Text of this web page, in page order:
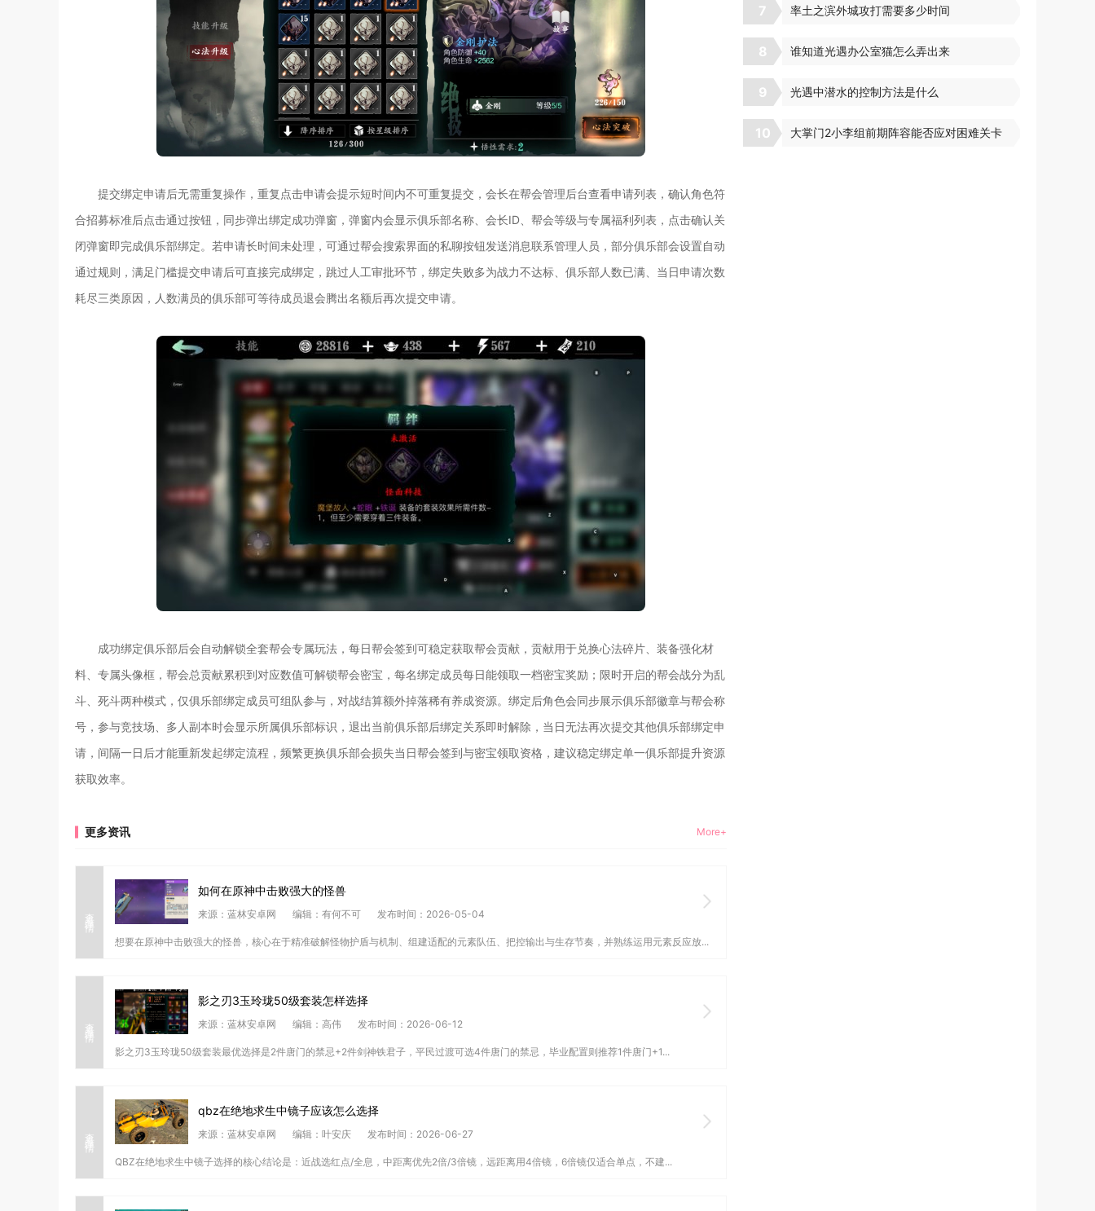
提交绑定申请后无需重复操作，重复点击申请会提示短时间内不可重复提交，会长在帮会管理后台查看申请列表，确认角色符
合招募标准后点击通过按钮，同步弹出绑定成功弹窗，弹窗内会显示俱乐部名称、会长ID、帮会等级与专属福利列表，点击确认关
闭弹窗即完成俱乐部绑定。若申请长时间未处理，可通过帮会搜索界面的私聊按钮发送消息联系管理人员，部分俱乐部会设置自动
通过规则，满足门槛提交申请后可直接完成绑定，跳过人工审批环节，绑定失败多为战力不达标、俱乐部人数已满、当日申请次数
耗尽三类原因，人数满员的俱乐部可等待成员退会腾出名额后再次提交申请。
成功绑定俱乐部后会自动解锁全套帮会专属玩法，每日帮会签到可稳定获取帮会贡献，贡献用于兑换心法碎片、装备强化材
料、专属头像框，帮会总贡献累积到对应数值可解锁帮会密宝，每名绑定成员每日能领取一档密宝奖励；限时开启的帮会战分为乱
斗、死斗两种模式，仅俱乐部绑定成员可组队参与，对战结算额外掉落稀有养成资源。绑定后角色会同步展示俱乐部徽章与帮会称
号，参与竞技场、多人副本时会显示所属俱乐部标识，退出当前俱乐部后绑定关系即时解除，当日无法再次提交其他俱乐部绑定申
请，间隔一日后才能重新发起绑定流程，频繁更换俱乐部会损失当日帮会签到与密宝领取资格，建议稳定绑定单一俱乐部提升资源
获取效率。
更多资讯 More+
查看详情
如何在原神中击败强大的怪兽
来源：蓝林安卓网 编辑：有何不可 发布时间：2026-05-04
想要在原神中击败强大的怪兽，核心在于精准破解怪物护盾与机制、组建适配的元素队伍、把控输出与生存节奏，并熟练运用元素反应放...
查看详情
影之刃3玉玲珑50级套装怎样选择
来源：蓝林安卓网 编辑：高伟 发布时间：2026-06-12
影之刃3玉玲珑50级套装最优选择是2件唐门的禁忌+2件剑神铁君子，平民过渡可选4件唐门的禁忌，毕业配置则推荐1件唐门+1...
查看详情
qbz在绝地求生中镜子应该怎么选择
来源：蓝林安卓网 编辑：叶安庆 发布时间：2026-06-27
QBZ在绝地求生中镜子选择的核心结论是：近战选红点/全息，中距离优先2倍/3倍镜，远距离用4倍镜，6倍镜仅适合单点，不建...
7 率土之滨外城攻打需要多少时间
8 谁知道光遇办公室猫怎么弄出来
9 光遇中潜水的控制方法是什么
10 大掌门2小李组前期阵容能否应对困难关卡